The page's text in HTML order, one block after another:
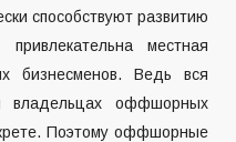
способствуют развитию
местная
бизнесменов. Ведь вся
владельцах оффшорных
Поэтому оффшорные